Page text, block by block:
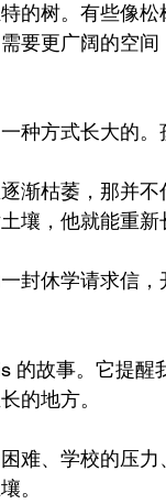
的树。有些像
要更广阔的空
种方式长大的。
渐枯萎，那并
壤，他就能重
封休学请求信
的故事。它提
的地方。
难、学校的压
。